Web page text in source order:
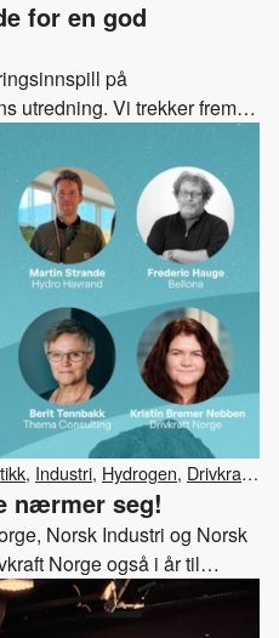
for en god
på
utredning. Vi trekker frem
samt understreker
også kan inngå i
, Industri, Hydrogen, Drivkraft
nærmer seg!
Norsk Industri og Norsk
Norge også i år til
til årets
på Sentralen i Oslo